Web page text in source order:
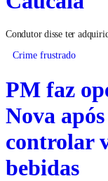
Condutor disse ter
Crime frustrado
PM faz
Nova
controlar
bebidas